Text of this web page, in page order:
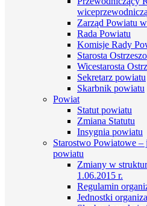
Zarząd Powiatu
Rada Powiatu
Komisje Rady
Starosta
Wicestarosta
Sekretarz powiatu
Skarbnik powiatu
Powiat
Statut powiatu
Zmiana Statutu
Insygnia powiatu
Starostwo Powiatowe
powiatu
Zmiany w
1.06.2015 r.
Regulamin
Jednostki